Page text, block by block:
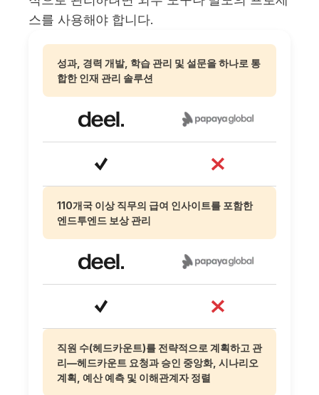
스를 사용해야 합니다.
성과, 경력 개발, 학습 관리 및 설문을 하나로 통
합한 인재 관리 솔루션
110개국 이상 직무의 급여 인사이트를 포함한
엔드투엔드 보상 관리
직원 수(헤드카운트)를 전략적으로 계획하고 관
리—헤드카운트 요청과 승인 중앙화, 시나리오
계획, 예산 예측 및 이해관계자 정렬